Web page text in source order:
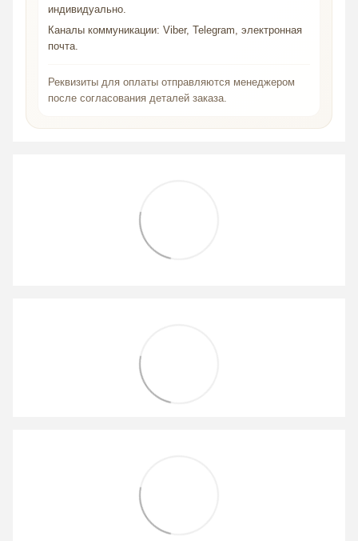
индивидуально.
Каналы коммуникации: Viber, Telegram, электронная
почта.
Реквизиты для оплаты отправляются менеджером
после согласования деталей заказа.